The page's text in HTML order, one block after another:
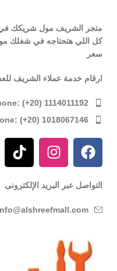
متجر الشريف مول شريكك
كل اللي هتحتاجه في شغلك
سعر
ارقام خدمة عملاء الشريف
(+20) 1114011192
(+20) 1018067146
التواصل عبر البريد الإلكترونى